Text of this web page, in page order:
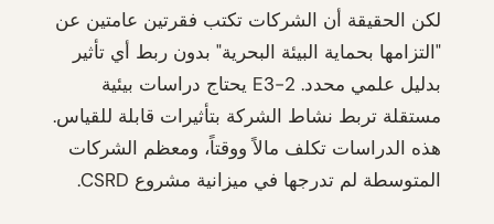
لكن الحقيقة أن الشركات تكتب فقرتين عامتين عن
"التزامها بحماية البيئة البحرية" بدون ربط أي تأثير
بدليل علمي محدد. E3-2 يحتاج دراسات بيئية
مستقلة تربط نشاط الشركة بتأثيرات قابلة للقياس.
هذه الدراسات تكلف مالاً ووقتاً، ومعظم الشركات
المتوسطة لم تدرجها في ميزانية مشروع CSRD.